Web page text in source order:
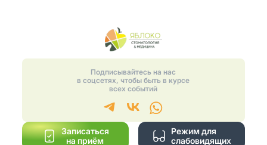
Подписывайтесь на нас
в соцсетях, чтобы быть в курсе
всех событий
Режим для
слабовидящих
Записаться
на приём